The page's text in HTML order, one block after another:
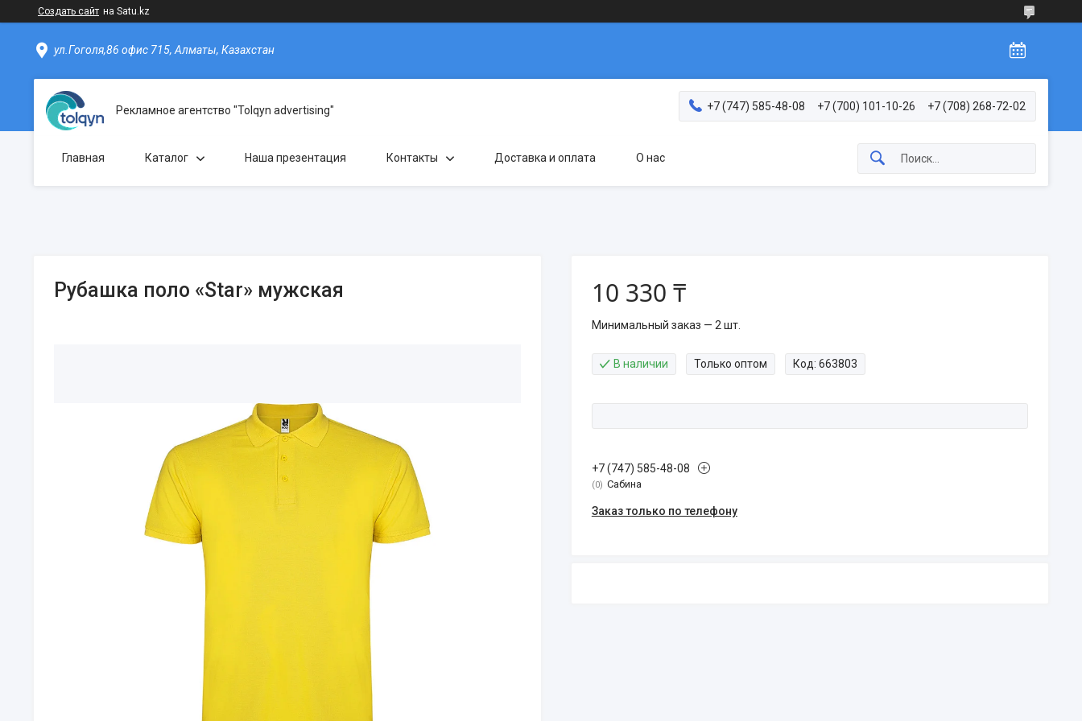
Создать сайт на Satu.kz
ул.Гоголя,86 офис 715, Алматы, Казахстан
Рекламное агентство "Tolqyn advertising" +7 (747) 585-48-08 +7 (700) 101-10-26 +7 (708) 268-72-02
Главная Каталог Наша презентация Контакты Доставка и оплата О нас
Рубашка поло «Star» мужская 10 330 ₸
Минимальный заказ — 2 шт.
В наличии Только оптом Код: 663803
+7 (747) 585-48-08
0 Сабина
Заказ только по телефону